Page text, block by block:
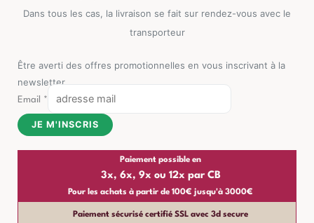
Dans tous les cas, la livraison se fait sur rendez-vous avec le
transporteur
Être averti des offres promotionnelles en vous inscrivant à la
newsletter
Email *
JE M'INSCRIS
Paiement possible en
3x, 6x, 9x ou 12x par CB
Pour les achats à partir de 100€ jusqu'à 3000€
Paiement sécurisé certifié SSL avec 3d secure